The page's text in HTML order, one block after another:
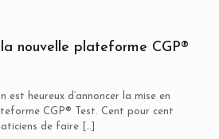
nouvelle plateforme CGP®
est heureux d’annoncer la mise en
CGP® Test. Cent pour cent
de faire […]